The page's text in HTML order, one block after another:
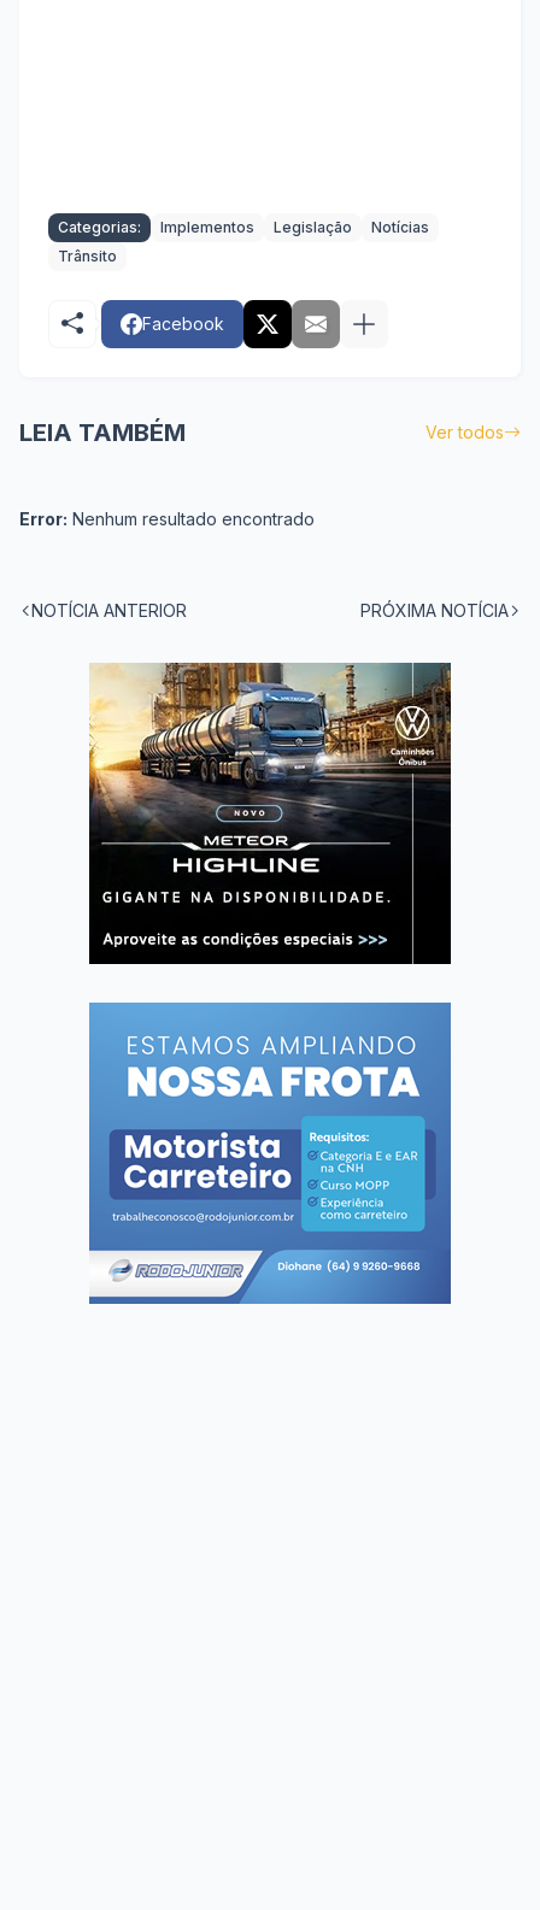
Categorias: Implementos Legislação
Notícias
Trânsito
Facebook
LEIA TAMBÉM Ver todos
Error: Nenhum resultado encontrado
NOTÍCIA ANTERIOR PRÓXIMA NOTÍCIA